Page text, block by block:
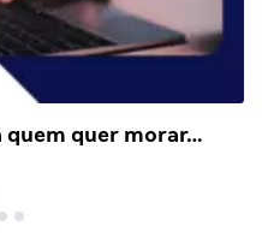
quem quer morar…